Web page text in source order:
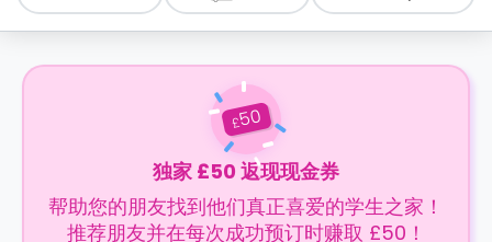
£50
独家 £50 返现现金券
帮助您的朋友找到他们真正喜爱的学生之家！
推荐朋友并在每次成功预订时赚取 £50！